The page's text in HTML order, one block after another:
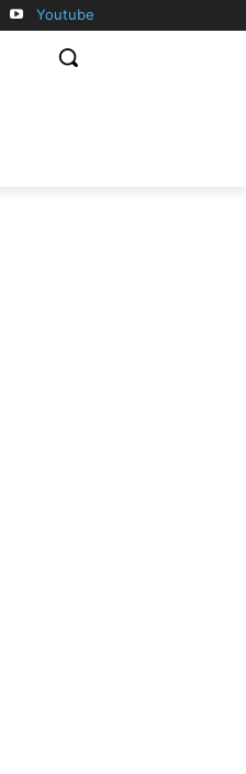
Youtube